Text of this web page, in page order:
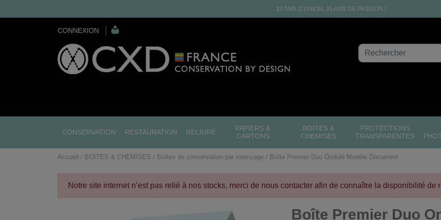
10 ANS D’UNION, 35 ANS DE PASSION !
CONNEXION
CONSERVATION RESTAURATION RELIURE
PAPIERS &
CARTONS
BOITES &
CHEMISES
PROTECTIONS
TRANSPARENTES
Accueil BOITES & CHEMISES Boîtes de conservation par matriçage Boîte Premier Duo Ondulé Modèle Document
Notre site internet n’est pas relié à nos stocks, merci de nous contacter afin de connaître la disponibilité de
Boîte Premier Duo